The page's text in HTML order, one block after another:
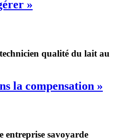
»
qualité du lait au
la compensation »
entreprise savoyarde